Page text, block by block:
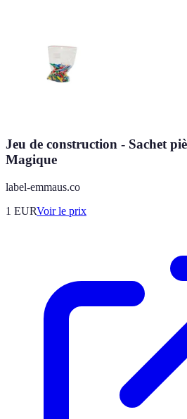
Jeu de construction - Sachet
Magique
label-emmaus.co
1 EURVoir le prix